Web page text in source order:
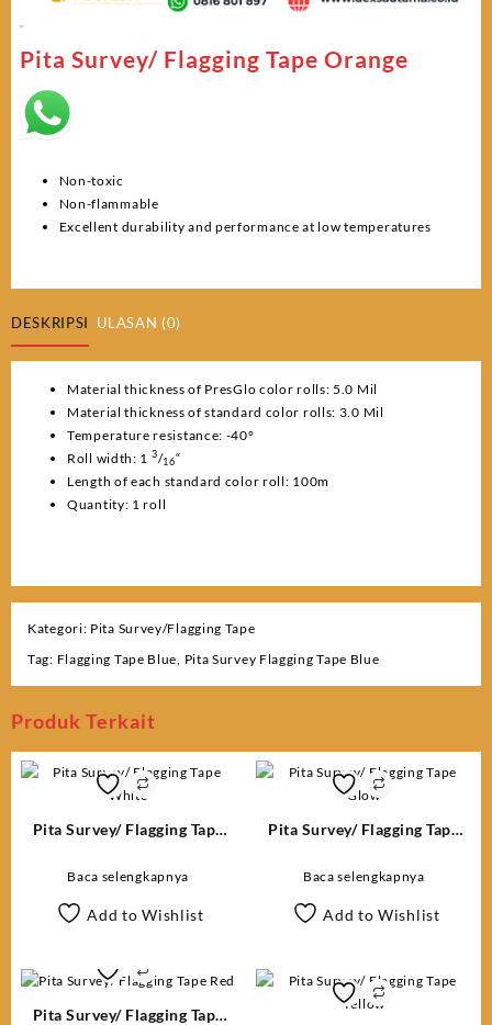
Pita Survey/ Flagging Tape Orange
Non-toxic
Non-flammable
Excellent durability and performance at low temperatures
DESKRIPSI ULASAN (0)
Material thickness of PresGlo color rolls: 5.0 Mil
Material thickness of standard color rolls: 3.0 Mil
Temperature resistance: -40°
Roll width: 1 3/16“
Length of each standard color roll: 100m
Quantity: 1 roll
Kategori: Pita Survey/Flagging Tape
Tag: Flagging Tape Blue Pita Survey Flagging Tape Blue
Produk Terkait
Pita Survey/ Flagging Tape
Baca selengkapnya
Add to Wishlist
Pita Survey/ Flagging Tape
Baca selengkapnya
Add to Wishlist
Pita Survey/ Flagging Tape